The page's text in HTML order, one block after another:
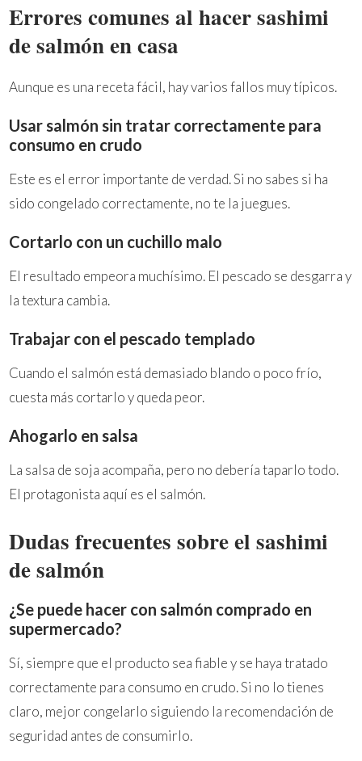
Errores comunes al hacer sashimi
de salmón en casa
Aunque es una receta fácil, hay varios fallos muy típicos.
Usar salmón sin tratar correctamente para
consumo en crudo
Este es el error importante de verdad. Si no sabes si ha
sido congelado correctamente, no te la juegues.
Cortarlo con un cuchillo malo
El resultado empeora muchísimo. El pescado se desgarra y
la textura cambia.
Trabajar con el pescado templado
Cuando el salmón está demasiado blando o poco frío,
cuesta más cortarlo y queda peor.
Ahogarlo en salsa
La salsa de soja acompaña, pero no debería taparlo todo.
El protagonista aquí es el salmón.
Dudas frecuentes sobre el sashimi
de salmón
¿Se puede hacer con salmón comprado en
supermercado?
Sí, siempre que el producto sea fiable y se haya tratado
correctamente para consumo en crudo. Si no lo tienes
claro, mejor congelarlo siguiendo la recomendación de
seguridad antes de consumirlo.